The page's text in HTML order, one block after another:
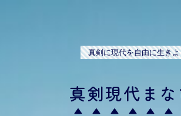
真剣に現代を自由に生き
真剣現代ま